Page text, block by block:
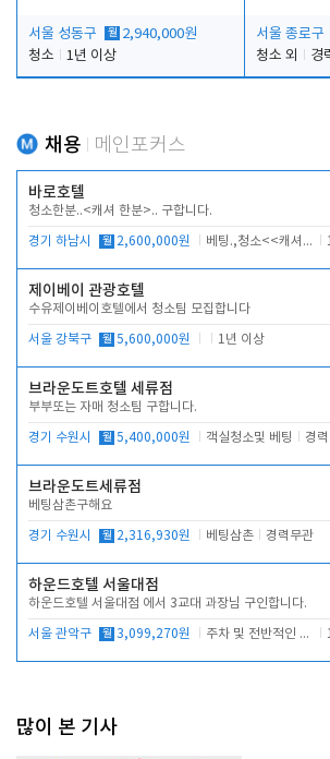
서울 성동구 월 2,940,000원
청소
1년 이상
서울 종로구
청소 외
경
채용 메인포커스
바로호텔
청소한분..<캐셔 한분>.. 구합니다.
경기 하남시 월 2,600,000원 베팅.,청소<<캐셔 모셔봅니다.
제이베이 관광호텔
수유제이베이호텔에서 청소팀 모집합니다
서울 강북구 월 5,600,000원 1년 이상
브라운도트호텔 세류점
부부또는 자매 청소팀 구합니다.
경기 수원시 월 5,400,000원 객실청소및 베팅 경
브라운도트세류점
베팅삼촌구해요
경기 수원시 월 2,316,930원 베팅삼촌 경력무관
하운드호텔 서울대점
하운드호텔 서울대점 에서 3교대 과장님 구인합니다.
서울 관악구 월 3,099,270원 주차 및 전반적인 당번업무
많이 본 기사